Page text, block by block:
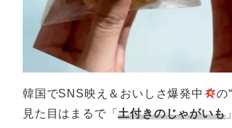
韓国でSNS映え＆おいしさ爆発中 の“
見た目はまるで「土付きのじゃがいも